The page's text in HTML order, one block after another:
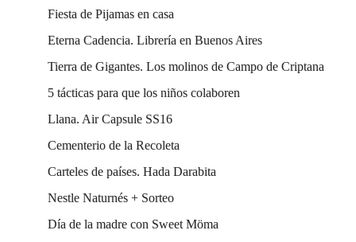
Fiesta de Pijamas en casa
Eterna Cadencia. Librería en Buenos Aires
Tierra de Gigantes. Los molinos de Campo de Criptana
5 tácticas para que los niños colaboren
Llana. Air Capsule SS16
Cementerio de la Recoleta
Carteles de países. Hada Darabita
Nestle Naturnés + Sorteo
Día de la madre con Sweet Möma